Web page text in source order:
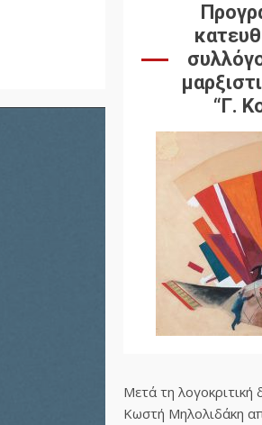
“Γ.
Μετά τη
Κωστή Μηλολιδάκη